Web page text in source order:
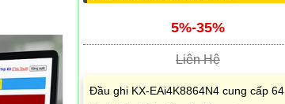
5%-35%
Liên Hệ
Đầu ghi KX-EAi4K8864N4 cung cấp 64